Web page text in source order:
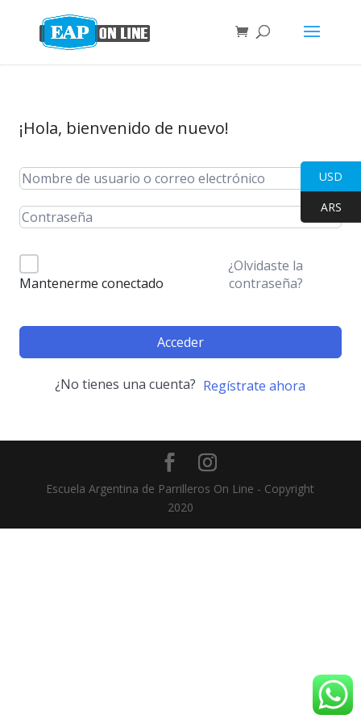
¡Hola, bienvenido de nuevo!
Mantenerme conectado
¿Olvidaste la
contraseña?
Acceder
¿No tienes una cuenta? Regístrate ahora
Escuela Argentina de Parrilleros On Line - Copyright
2020
USD
ARS